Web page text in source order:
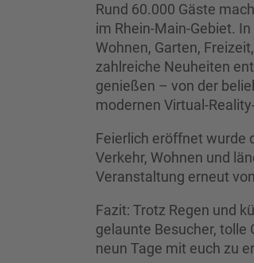
Rund 60.000 Gäste
im Rhein-Main-Gebiet.
Wohnen, Garten,
zahlreiche Neuheiten
genießen – von der
modernen Virtual-
Feierlich eröffnet wurde
Verkehr, Wohnen und
Veranstaltung erneut
Fazit: Trotz Regen und
gelaunte Besucher, tolle
neun Tage mit euch zu